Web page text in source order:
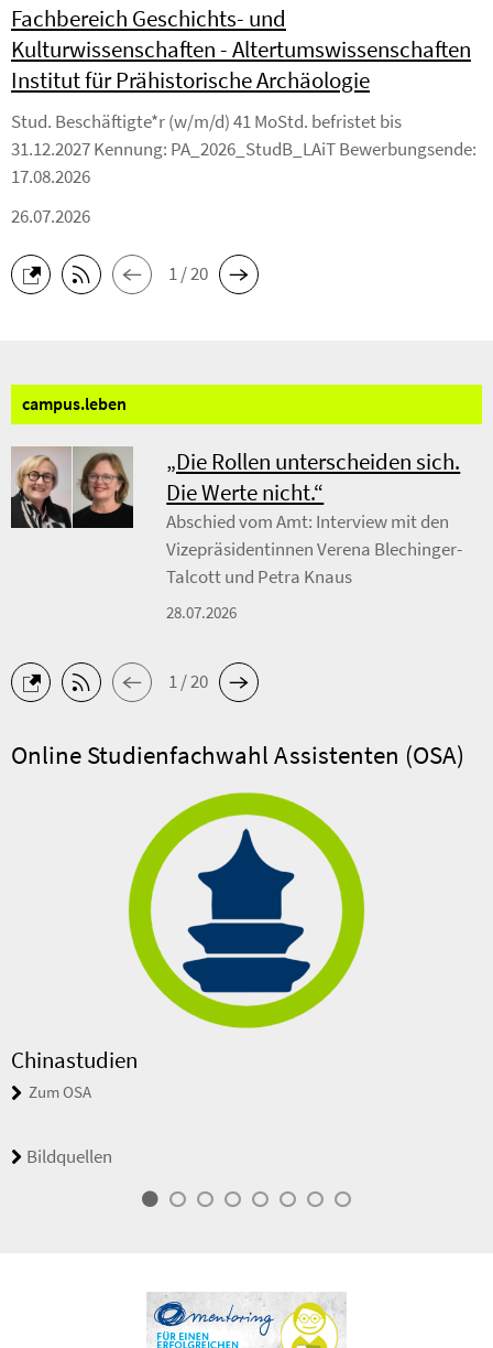
Fachbereich Geschichts- und
Kulturwissenschaften - Altertumswissenschaften
Institut für Prähistorische Archäologie
Stud. Beschäftigte*r (w/m/d) 41 MoStd. befristet bis
31.12.2027 Kennung: PA_2026_StudB_LAiT Bewerbungsende:
17.08.2026
26.07.2026
1 / 20
campus.leben
„Die Rollen unterscheiden sich.
Die Werte nicht.“
Abschied vom Amt: Interview mit den
Vizepräsidentinnen Verena Blechinger-
Talcott und Petra Knaus
28.07.2026
1 / 20
Online Studienfachwahl Assistenten (OSA)
Chinastudien
Zum OSA
Bildquellen